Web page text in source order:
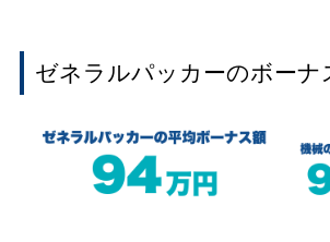
ゼネラルパッカーのボーナ